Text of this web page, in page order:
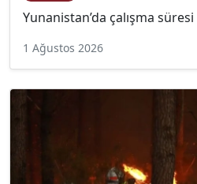
Yunanistan’da çalışma
1 Ağustos 2026